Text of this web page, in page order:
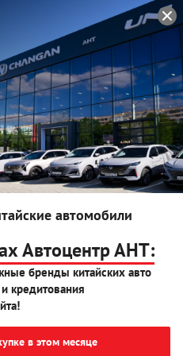
АНТ приглашает на тест-драйв
нового OMODA C7
на
нового
Выгодный
трейд-ин
автомобили
Автоцентр АНТ:
бренды китайских авто
кредитования
в этом месяце